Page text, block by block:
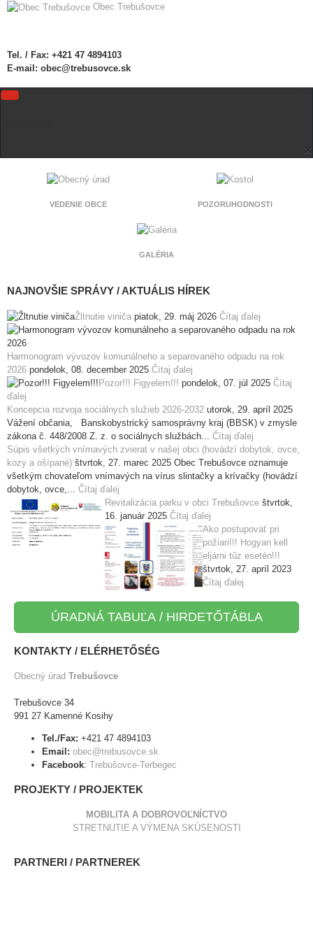
Obec Trebušovce
Tel. / Fax: +421 47 4894103
E-mail: obec@trebusovce.sk
×
VEDENIE OBCE POZORUHODNOSTI
GALÉRIA
NAJNOVŠIE SPRÁVY / AKTUÁLIS HÍREK
Žltnutie viniča piatok, 29. máj 2026 Čítaj ďalej
Harmonogram vývozov komunálneho a separovaného odpadu na rok
2026 pondelok, 08. december 2025 Čítaj ďalej
Pozor!!! Figyelem!!! pondelok, 07. júl 2025 Čítaj
ďalej
Koncepcia rozvoja sociálnych služieb 2026-2032 utorok, 29. apríl 2025
Vážení občania, Banskobystrický samosprávny kraj (BBSK) v zmysle
zákona č. 448/2008 Z. z. o sociálnych službách... Čítaj ďalej
Súpis všetkých vnímavých zvierat v našej obci (hovädzí dobytok, ovce,
kozy a ošípané) štvrtok, 27. marec 2025 Obec Trebušovce oznamuje
všetkým chovateľom vnímavých na vírus slintačky a krívačky (hovädzí
dobytok, ovce,... Čítaj ďalej
Revitalizácia parku v obci Trebušovce štvrtok,
16. január 2025 Čítaj ďalej
Ako postupovať pri
požiari!!! Hogyan kell
eljárni tűz esetén!!!
štvrtok, 27. apríl 2023
Čítaj ďalej
ÚRADNÁ TABUĽA / HIRDETŐTÁBLA
KONTAKTY / ELÉRHETŐSÉG
Obecný úrad Trebušovce
Trebušovce 34
991 27 Kamenné Kosihy
Tel./Fax: +421 47 4894103
Email: obec@trebusovce.sk
Facebook: Trebušovce-Terbegec
PROJEKTY / PROJEKTEK
MOBILITA A DOBROVOĽNÍCTVO
STRETNUTIE A VÝMENA SKÚSENOSTI
PARTNERI / PARTNEREK